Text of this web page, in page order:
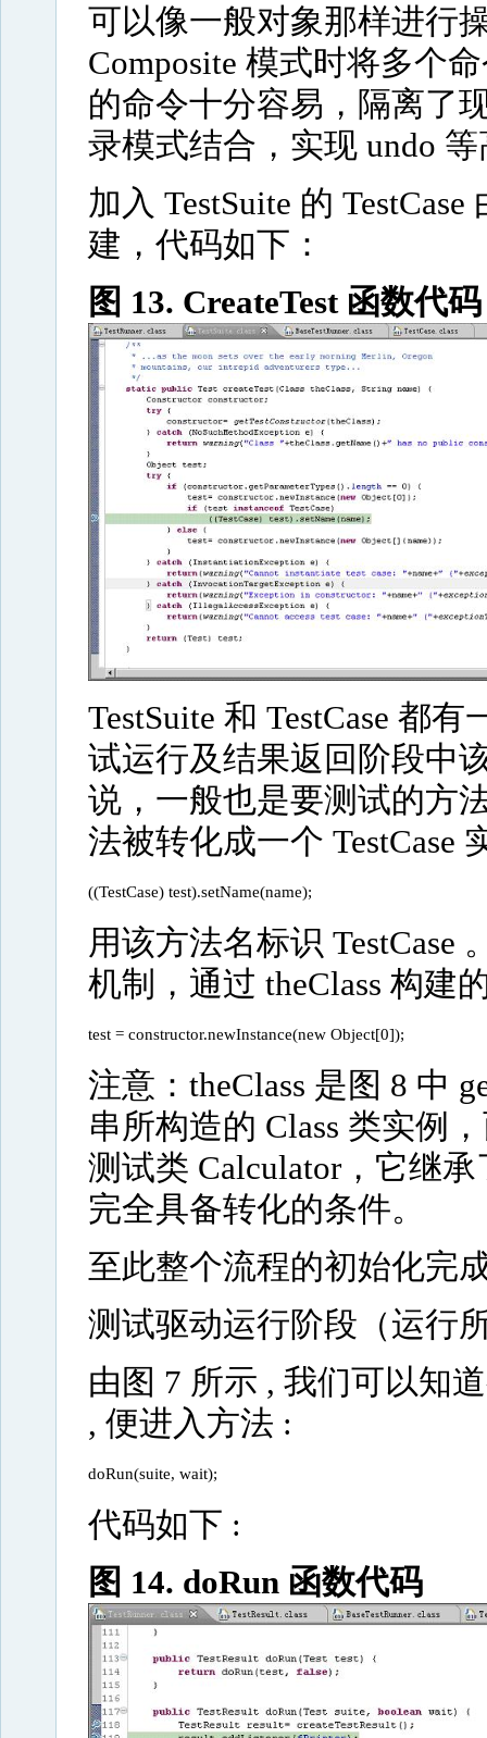
可以像一般对象那样进行
Composite 模式时将多个
的命令十分容易，隔离了
录模式结合，实现 undo
加入 TestSuite 的 TestCase
建，代码如下：
图 13. CreateTest 函数代
TestSuite 和 TestCase 都有
试运行及结果返回阶段中
说，一般也是要测试的方
法被转化成一个 TestCase
((TestCase) test).setName(name);
用该方法名标识 TestCase
机制，通过 theClass 构建
test = constructor.newInstance(new Object[0]);
注意：theClass 是图 8 中
串所构造的 Class 类实例
测试类 Calculator，它继承
完全具备转化的条件。
至此整个流程的初始化完
测试驱动运行阶段（运行
由图 7 所示 , 我们可以知
, 便进入方法 :
doRun(suite, wait);
代码如下 :
图 14. doRun 函数代码